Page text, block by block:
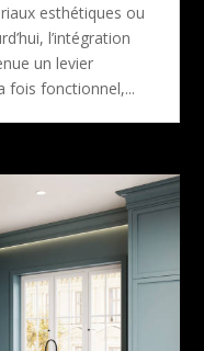
esthétiques ou
l’intégration
un levier
fois fonctionnel,...